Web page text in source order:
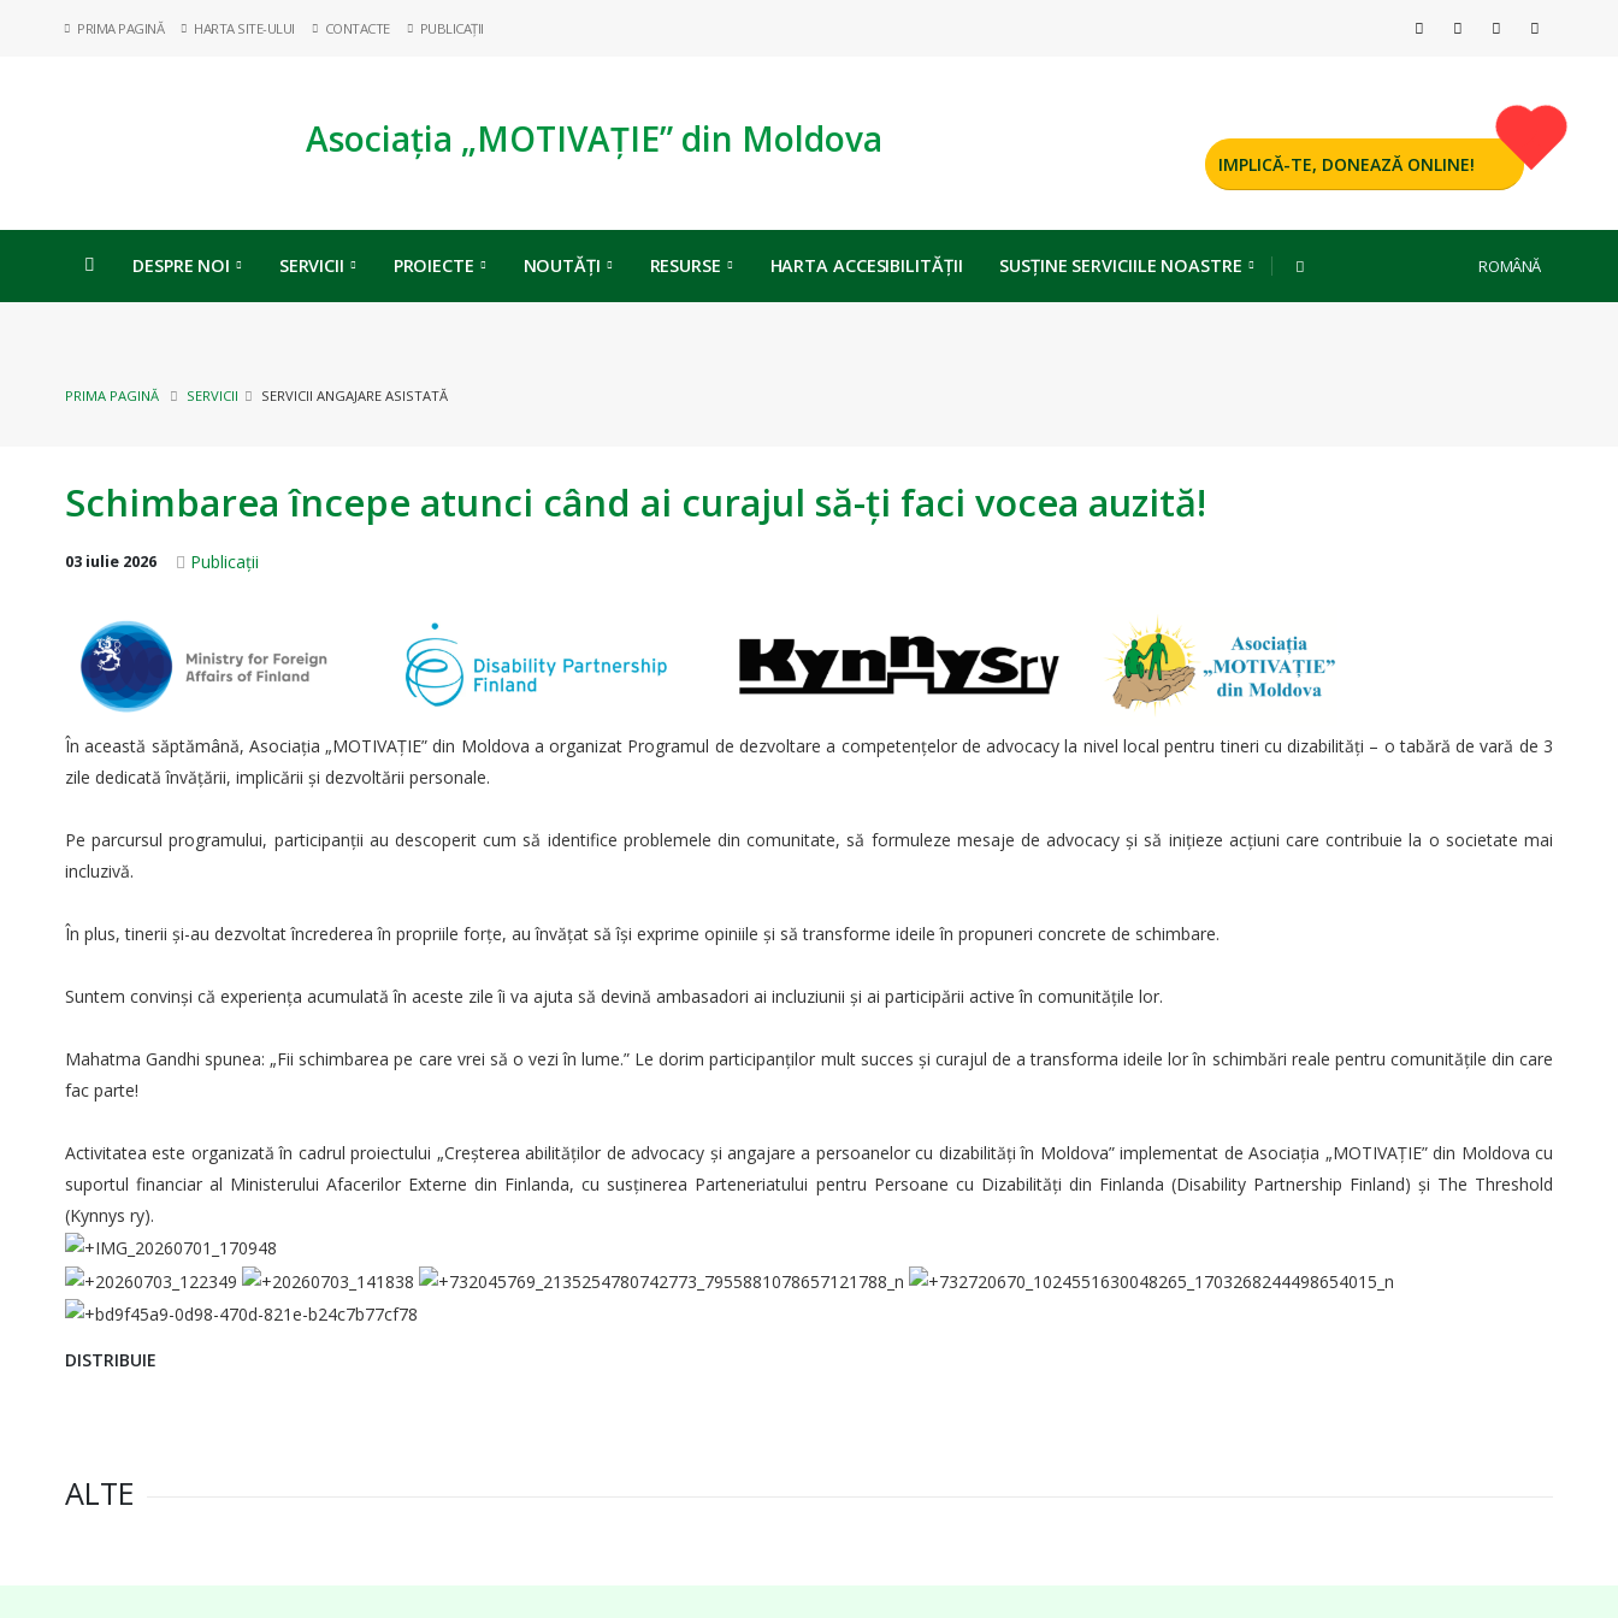
PRIMA PAGINĂ HARTA SITE-ULUI CONTACTE PUBLICAȚII
Asociația „MOTIVAȚIE” din Moldova
IMPLICĂ-TE, DONEAZĂ ONLINE!
DESPRE NOI SERVICII PROIECTE NOUTĂȚI RESURSE HARTA ACCESIBILITĂȚII SUSȚINE SERVICIILE NOASTRE ROMÂNĂ
PRIMA PAGINĂ SERVICII SERVICII ANGAJARE ASISTATĂ
Schimbarea începe atunci când ai curajul să-ți faci vocea auzită!
03 iulie 2026 Publicații
În această săptămână, Asociația „MOTIVAȚIE” din Moldova a organizat Programul de dezvoltare a competențelor de advocacy la nivel local pentru tineri cu dizabilități – o tabără de vară de 3
zile dedicată învățării, implicării și dezvoltării personale.
Pe parcursul programului, participanții au descoperit cum să identifice problemele din comunitate, să formuleze mesaje de advocacy și să inițieze acțiuni care contribuie la o societate mai
incluzivă.
În plus, tinerii și-au dezvoltat încrederea în propriile forțe, au învățat să își exprime opiniile și să transforme ideile în propuneri concrete de schimbare.
Suntem convinși că experiența acumulată în aceste zile îi va ajuta să devină ambasadori ai incluziunii și ai participării active în comunitățile lor.
Mahatma Gandhi spunea: „Fii schimbarea pe care vrei să o vezi în lume.” Le dorim participanților mult succes și curajul de a transforma ideile lor în schimbări reale pentru comunitățile din care
fac parte!
Activitatea este organizată în cadrul proiectului „Creșterea abilităților de advocacy și angajare a persoanelor cu dizabilități în Moldova” implementat de Asociația „MOTIVAȚIE” din Moldova cu
suportul financiar al Ministerului Afacerilor Externe din Finlanda, cu susținerea Parteneriatului pentru Persoane cu Dizabilități din Finlanda (Disability Partnership Finland) și The Threshold
(Kynnys ry).
DISTRIBUIE
ALTE